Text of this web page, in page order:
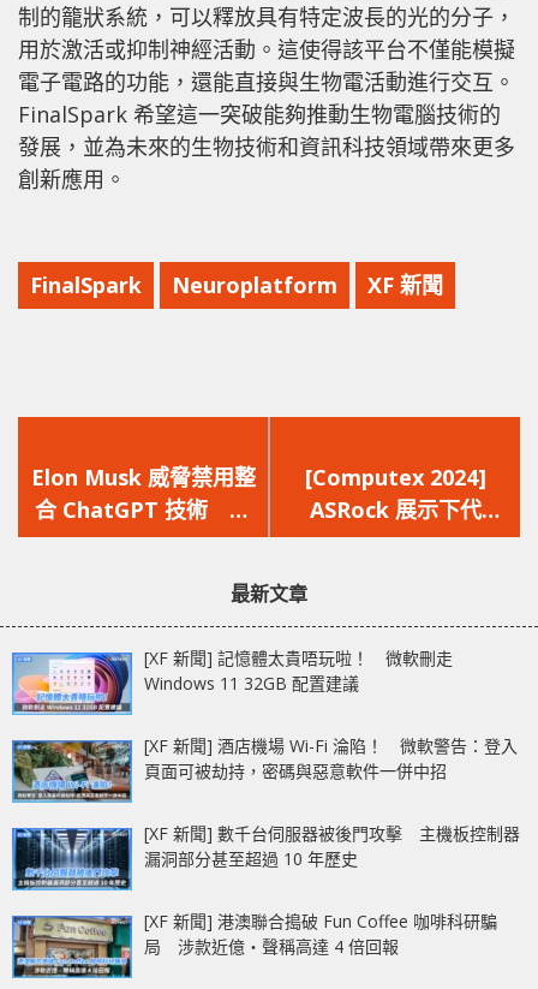
制的籠狀系統，可以釋放具有特定波長的光的分子，
用於激活或抑制神經活動。這使得該平台不僅能模擬
電子電路的功能，還能直接與生物電活動進行交互。
FinalSpark 希望這一突破能夠推動生物電腦技術的
發展，並為未來的生物技術和資訊科技領域帶來更多
創新應用。
FinalSpark Neuroplatform XF 新聞
一
篇
文
Elon Musk 威脅禁用整
合 ChatGPT 技術 擔
憂安全漏洞禁止員工使
一
篇
文
[Computex 2024]
ASRock 展示下代
Intel 主機板 全新
AQUA‧OCF CAMM2
最新文章
[XF 新聞] 記憶體太貴唔玩啦！ 微軟刪走
Windows 11 32GB 配置建議
[XF 新聞] 酒店機場 Wi-Fi 淪陷！ 微軟警告：登入
頁面可被劫持，密碼與惡意軟件一併中招
[XF 新聞] 數千台伺服器被後門攻擊 主機板控制器
漏洞部分甚至超過 10 年歷史
[XF 新聞] 港澳聯合搗破 Fun Coffee 咖啡科研騙
局 涉款近億‧聲稱高達 4 倍回報